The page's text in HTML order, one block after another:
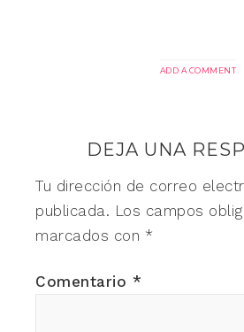
ADD A COMMENT
DEJA UNA
Tu dirección de correo
publicada. Los campos
marcados con *
Comentario *